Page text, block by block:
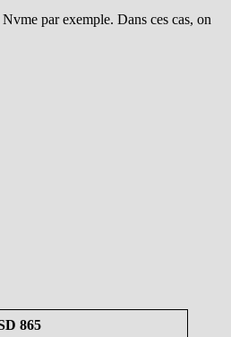
par exemple. Dans ces cas, on
865